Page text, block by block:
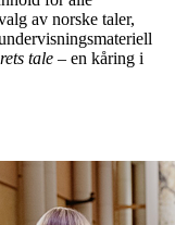
av norske taler,
tale – en kåring i